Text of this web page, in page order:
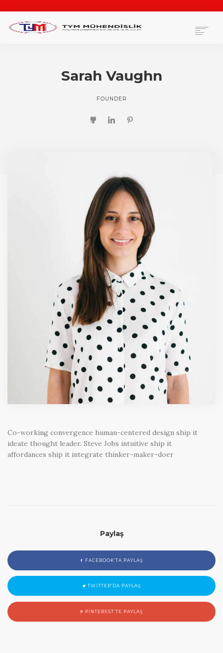
Sarah Vaughn
FOUNDER
Co-working convergence human-centered design ship it
ideate thought leader. Steve Jobs intuitive ship it
affordances ship it integrate thinker-maker-doer
Paylaş
FACEBOOK’TA PAYLAŞ
TWITTER’DA PAYLAŞ
PINTEREST’TE PAYLAŞ